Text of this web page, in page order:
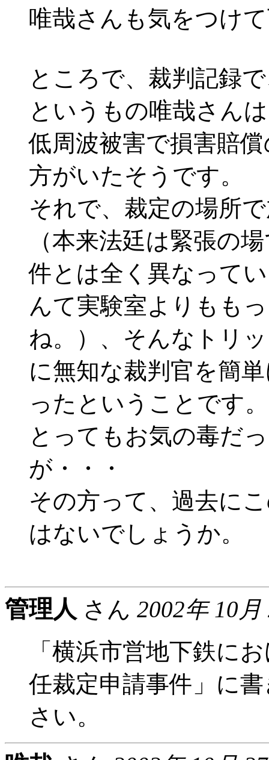
唯哉さんも気をつけ
ところで、裁判記録
というもの唯哉さん
低周波被害で損害賠
方がいたそうです。
それで、裁定の場所
（本来法廷は緊張の
件とは全く異なって
んて実験室よりもも
ね。）、そんなトリ
に無知な裁判官を簡
ったということです。
とってもお気の毒だ
が・・・
その方って、過去に
はないでしょうか。
管理人 さん 2002年 10
「横浜市営地下鉄に
任裁定申請事件」に
さい。